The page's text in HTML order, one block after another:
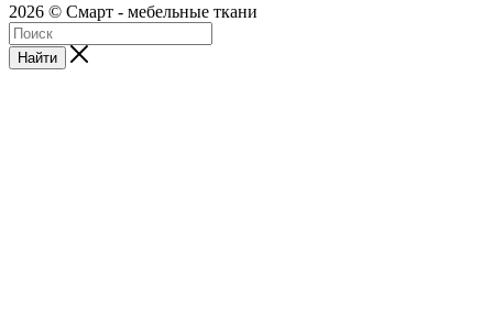
2026 © Смарт - мебельные ткани
Найти